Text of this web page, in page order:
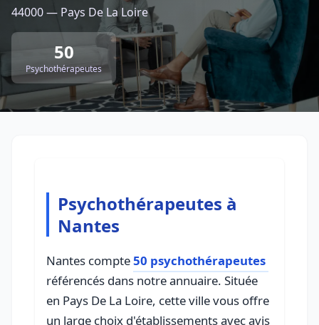
44000 — Pays De La Loire
50
Psychothérapeutes
Psychothérapeutes à
Nantes
Nantes compte50 psychothérapeutes
référencés dans notre annuaire. Située
en Pays De La Loire, cette ville vous offre
un large choix d'établissements avec avis